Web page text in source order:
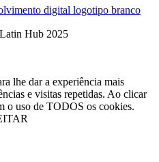
Hub 2025
lhe dar a experiência mais
e visitas repetidas. Ao clicar
o uso de TODOS os cookies.